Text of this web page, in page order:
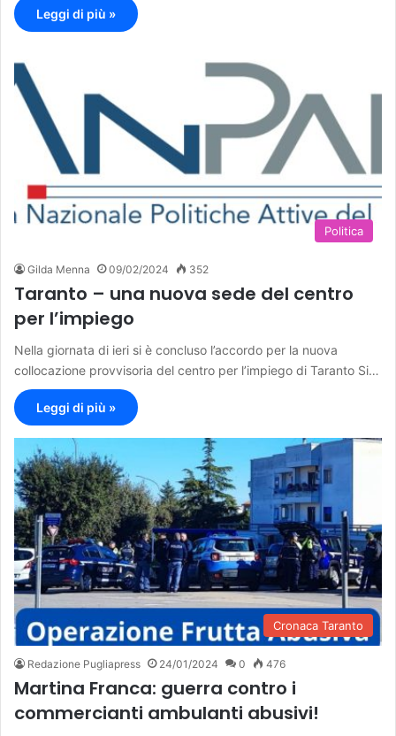
Leggi di più »
Politica
Gilda Menna 09/02/2024 352
Taranto – una nuova sede del centro
per l’impiego
Nella giornata di ieri si è concluso l’accordo per la nuova
collocazione provvisoria del centro per l’impiego di Taranto Si…
Leggi di più »
Cronaca Taranto
Redazione Pugliapress 24/01/2024 0 476
Martina Franca: guerra contro i
commercianti ambulanti abusivi!